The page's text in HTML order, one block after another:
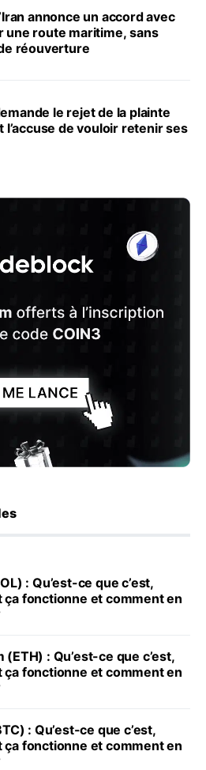
annonce un accord avec
une route maritime, sans
réouverture
le rejet de la plainte
l’accuse de vouloir retenir ses
: Qu’est-ce que c’est,
ça fonctionne et comment en
(ETH) : Qu’est-ce que c’est,
ça fonctionne et comment en
: Qu’est-ce que c’est,
ça fonctionne et comment en